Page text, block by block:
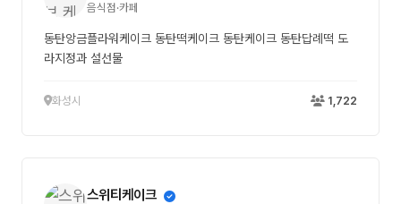
음식점·카페
동탄앙금플라워케이크 동탄떡케이크 동탄케이크 동탄답례떡 도
라지정과 설선물
화성시 1,722
스위티케이크